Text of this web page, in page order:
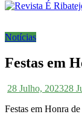
Notícias
Festas em
28 Julho, 202328
Festas em Honra